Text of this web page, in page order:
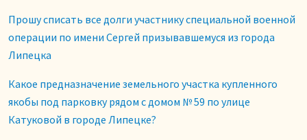
Прошу списать все долги участнику специальной военной
операции по имени Сергей призывавшемуся из города
Липецка
Какое предназначение земельного участка купленного
якобы под парковку рядом с домом № 59 по улице
Катуковой в городе Липецке?